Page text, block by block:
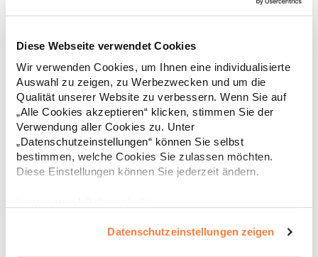
Diese Webseite verwendet Cookies
Wir verwenden Cookies, um Ihnen eine individualisierte
Auswahl zu zeigen, zu Werbezwecken und um die
Qualität unserer Website zu verbessern. Wenn Sie auf
„Alle Cookies akzeptieren“ klicken, stimmen Sie der
Verwendung aller Cookies zu. Unter
„Datenschutzeinstellungen“ können Sie selbst
bestimmen, welche Cookies Sie zulassen möchten.
Diese Einstellungen können Sie jederzeit ändern.
Datenschutzeinstellungen zeigen
KX152 Korntex Business- und Gastronomie-
Korntex®: Entwickelt und entworfen in Deutschland Gürtel mit
Wendefunktion Ein Gürtel, zwei Farben: Schwarz oder Braun Mit
EAN Barcode ausgestattet 130 cmMaterialzusammensetzung:
100% PolyurethanAngaben zur Produktsicherheit: Herst.-Nr.:
KXGTABHersteller: Korntex GmbH Carl-Zeiss-Straße 5 70736
Fellbach Deutschland E-Mail: info@korntex.com
9,15 € *
* Preise inkl. gesetzlicher Mwst. + Versandkosten *